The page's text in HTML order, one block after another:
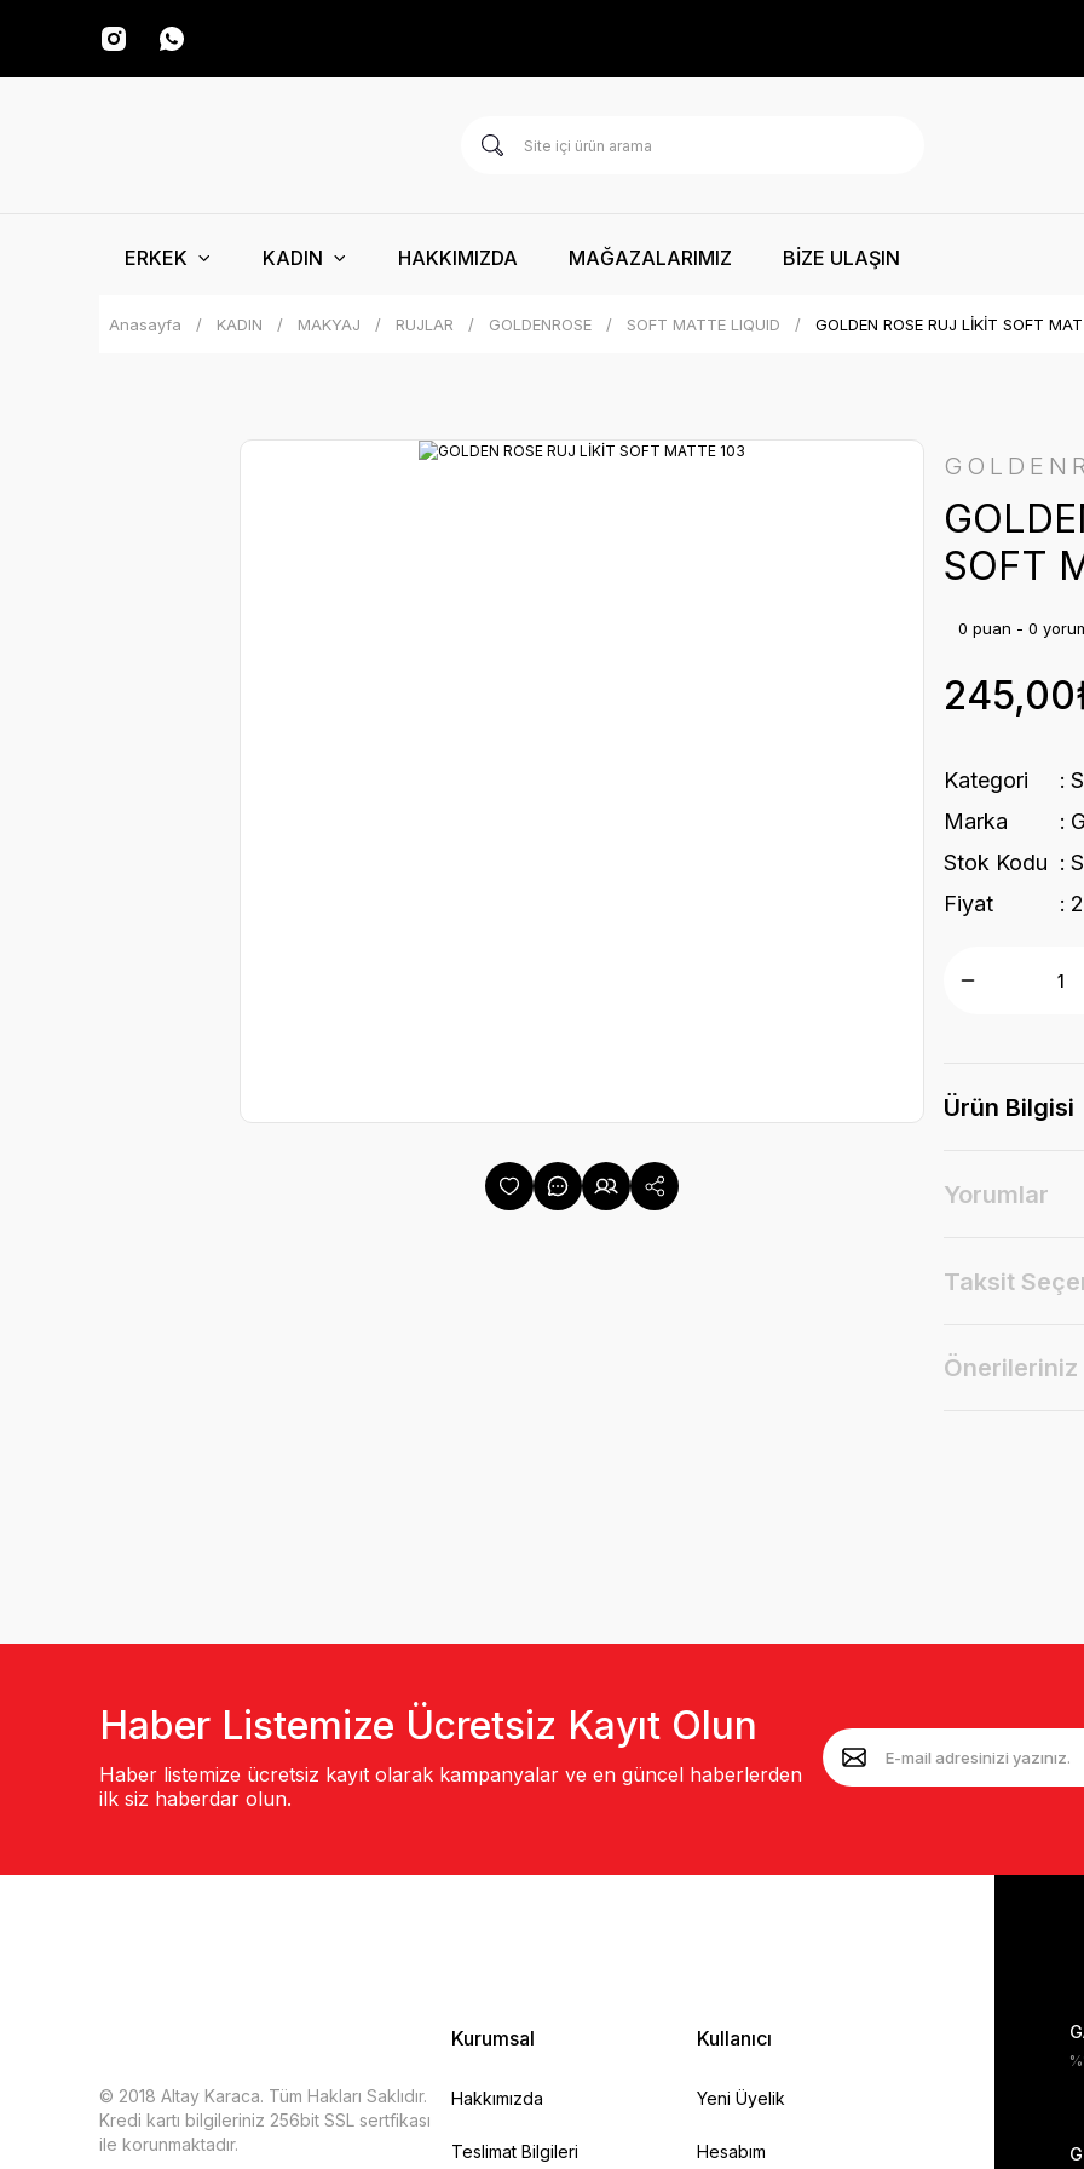
ERKEK KADIN HAKKIMIZDA MAĞAZALARIMIZ BİZE ULAŞIN
Anasayfa KADIN MAKYAJ RUJLAR GOLDENROSE SOFT MATTE LIQUID GOLDEN ROSE RUJ LİKİT SOFT
SOFT
0 puan - 0
Kategori
Marka
Stok Kodu
Fiyat
Ürün Bilgisi
Yorumlar
Taksit
Önerileriniz
Haber Listemize Ücretsiz Kayıt Olun
Haber listemize ücretsiz kayıt olarak kampanyalar ve en güncel haberlerden
ilk siz haberdar olun.
© 2018 Altay Karaca. Tüm Hakları Saklıdır.
Kredi kartı bilgileriniz 256bit SSL sertfikası
ile korunmaktadır.
Kurumsal
Hakkımızda
Teslimat Bilgileri
Kullanıcı
Yeni Üyelik
Hesabım